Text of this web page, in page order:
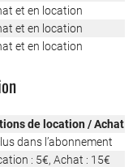
et en location
et en location
et en location
de location / Achat
dans l’abonnement
: 5€, Achat : 15€